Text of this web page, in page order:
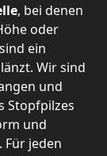
, bei denen
oder
ein
Wir sind
und
Stopfpilzes
und
Für jeden